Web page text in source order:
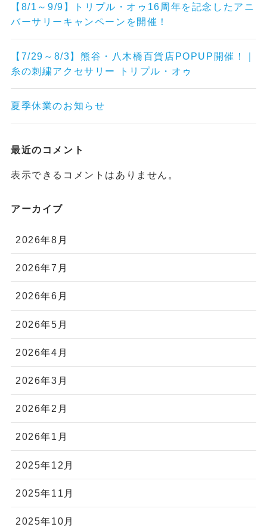
【8/1～9/9】トリプル・オゥ16周年を記念したアニ
バーサリーキャンペーンを開催！
【7/29～8/3】熊谷・八木橋百貨店POPUP開催！｜
糸の刺繍アクセサリー トリプル・オゥ
夏季休業のお知らせ
最近のコメント
表示できるコメントはありません。
アーカイブ
2026年8月
2026年7月
2026年6月
2026年5月
2026年4月
2026年3月
2026年2月
2026年1月
2025年12月
2025年11月
2025年10月